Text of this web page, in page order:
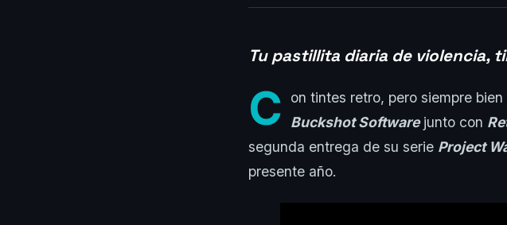
Tu pastillita diaria de violencia,
C
on tintes retro, pero siempre
Buckshot Softwarejunto con
segunda entrega de su serie Project
presente año.